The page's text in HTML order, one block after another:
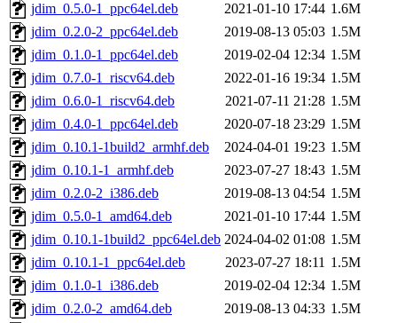
jdim_0.5.0-1_ppc64el.deb
2021-01-10 17:44 1.6M
jdim_0.2.0-2_ppc64el.deb
2019-08-13 05:03 1.5M
jdim_0.1.0-1_ppc64el.deb
2019-02-04 12:34 1.5M
jdim_0.7.0-1_riscv64.deb
2022-01-16 19:34 1.5M
jdim_0.6.0-1_riscv64.deb
2021-07-11 21:28 1.5M
jdim_0.4.0-1_ppc64el.deb
2020-07-18 23:29 1.5M
jdim_0.10.1-1build2_armhf.deb
2024-04-01 19:23 1.5M
jdim_0.10.1-1_armhf.deb
2023-07-27 18:43 1.5M
jdim_0.2.0-2_i386.deb
2019-08-13 04:54 1.5M
jdim_0.5.0-1_amd64.deb
2021-01-10 17:44 1.5M
jdim_0.10.1-1build2_ppc64el.deb 2024-04-02 01:08 1.5M
jdim_0.10.1-1_ppc64el.deb
2023-07-27 18:11 1.5M
jdim_0.1.0-1_i386.deb
2019-02-04 12:34 1.5M
jdim_0.2.0-2_amd64.deb
2019-08-13 04:33 1.5M